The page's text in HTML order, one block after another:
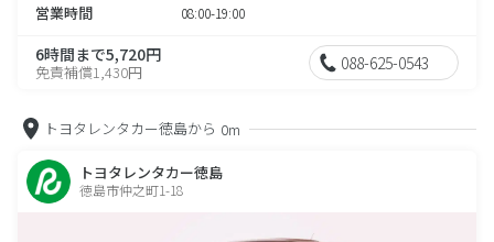
営業時間 08:00-19:00
6時間まで5,720円
免責補償1,430円 088-625-0543
トヨタレンタカー徳島から 0m
トヨタレンタカー徳島
徳島市仲之町1-18